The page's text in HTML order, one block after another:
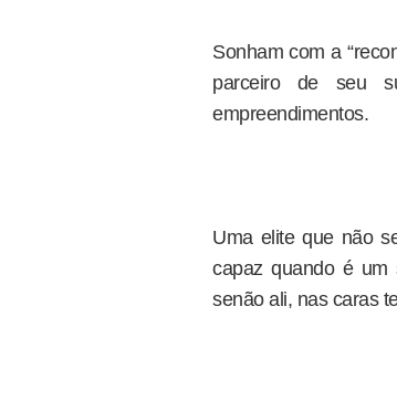
Sonham com a
parceiro de seu
empreendimentos.
Uma elite que não
capaz quando é um
senão ali, nas caras